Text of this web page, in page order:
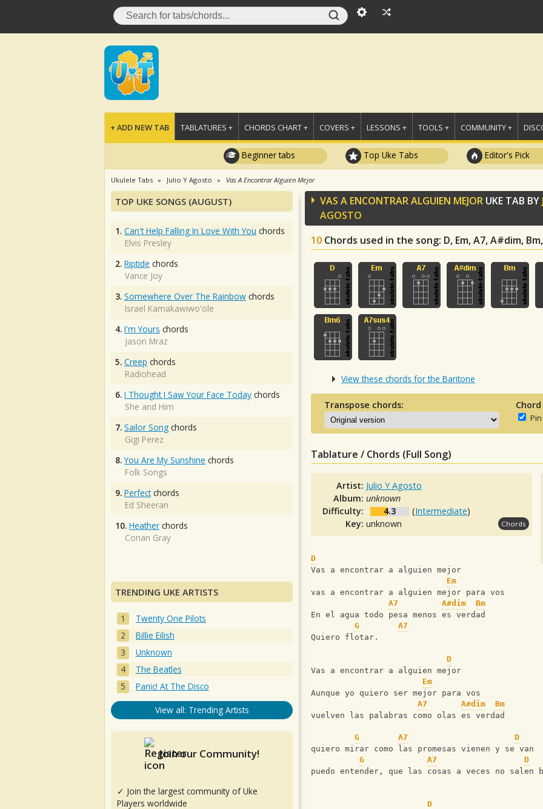
+ ADD NEW TAB TABLATURES + CHORDS CHART + COVERS + LESSONS + TOOLS + COMMUNITY +
Beginner tabs Top Uke Tabs Editor's Pick
Ukulele Tabs Julio Y Agosto Vas A Encontrar Alguien Mejor
VAS A ENCONTRAR ALGUIEN MEJOR UKE TAB BY
AGOSTO
10 Chords used in the song: D, Em, A7, A#dim,
View these chords for the Baritone
Transpose chords:
Tablature / Chords (Full Song)
Artist: Julio Y Agosto
Album:unknown
Difficulty:
4.3 (Intermediate)
Key:unknown Chords
D
Vas a encontrar a alguien mejor
Em
vas a encontrar a alguien mejor para vos
A7
A#dim
Bm
En el agua todo pesa menos es verdad
G
A7
Quiero flotar.
D
Vas a encontrar a alguien mejor
Em
Aunque yo quiero ser mejor para vos
A7
A#dim
Bm
vuelven las palabras como olas es verdad
G A7 D
quiero mirar como las promesas vienen y se van
G
A7
D
puedo entender, que las cosas a veces no salen
D
TOP UKE SONGS (AUGUST)
1. Can't Help Falling In Love With You chords
Elvis Presley
2. Riptide chords
Vance Joy
3. Somewhere Over The Rainbow chords
Israel Kamakawiwo'ole
4. I'm Yours chords
Jason Mraz
5. Creep chords
Radiohead
6. I Thought I Saw Your Face Today chords
She and Him
7. Sailor Song chords
Gigi Perez
8. You Are My Sunshine chords
Folk Songs
9. Perfectchords
Ed Sheeran
10. Heather chords
Conan Gray
TRENDING UKE ARTISTS
Twenty One Pilots
Billie Eilish
Unknown
The Beatles
Panic! At The Disco
View all: Trending Artists
Join our Community!
✓ Join the largest community of Uke
Players worldwide